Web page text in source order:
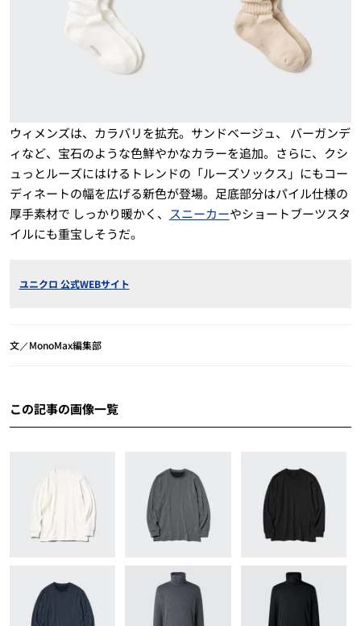
ウィメンズは、カラバリを拡充。サンドベージュ、 バーガンデ
ィなど、宝石のような色鮮やかなカラーを追加。さらに、クシ
ュっとルーズにはけるトレンドの「ルーズソックス」にもコー
ディネートの幅を広げる新色が登場。足底部分はパイル仕様の
厚手素材で しっかり暖かく、
スニーカーやショートブーツスタ
イルにも重宝しそうだ。
ユニクロ 公式WEBサイト
文／MonoMax編集部
この記事の画像一覧